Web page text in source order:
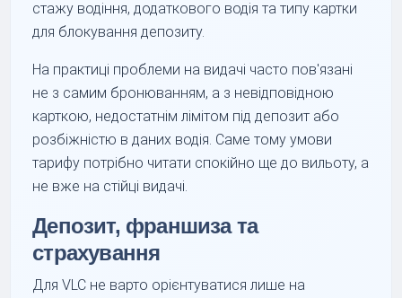
стажу водіння, додаткового водія та типу картки
для блокування депозиту.
На практиці проблеми на видачі часто пов'язані
не з самим бронюванням, а з невідповідною
карткою, недостатнім лімітом під депозит або
розбіжністю в даних водія. Саме тому умови
тарифу потрібно читати спокійно ще до вильоту, а
не вже на стійці видачі.
Депозит, франшиза та
страхування
Для VLC не варто орієнтуватися лише на